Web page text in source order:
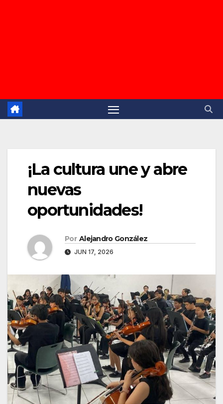
¡La cultura une y abre
nuevas
oportunidades!
Por Alejandro González
JUN 17, 2026